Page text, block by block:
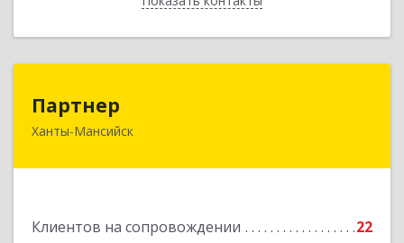
Партнер
Ханты-Мансийск
Клиентов на сопровождении 22
628012, Ханты-Мансийский Автономный округ
Подробнее